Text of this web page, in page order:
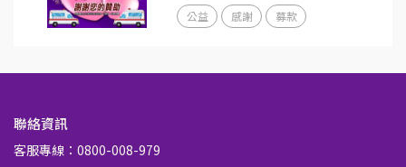
公益 感謝 募款
聯絡資訊
客服專線：0800-008-979